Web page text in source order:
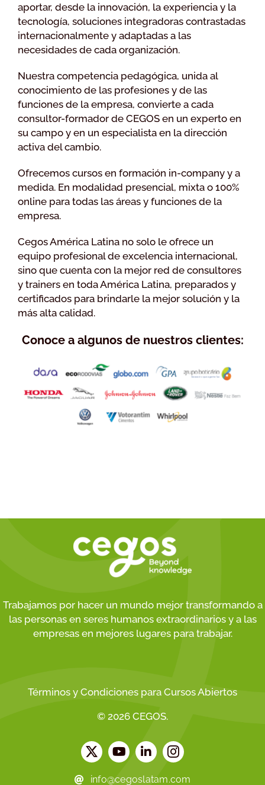
aportar, desde la innovación, la experiencia y la
tecnología, soluciones integradoras contrastadas
internacionalmente y adaptadas a las
necesidades de cada organización.
Nuestra competencia pedagógica, unida al
conocimiento de las profesiones y de las
funciones de la empresa, convierte a cada
consultor-formador de CEGOS en un experto en
su campo y en un especialista en la dirección
activa del cambio.
Ofrecemos cursos en formación in-company y a
medida. En modalidad presencial, mixta o 100%
online para todas las áreas y funciones de la
empresa.
Cegos América Latina no solo le ofrece un
equipo profesional de excelencia internacional,
sino que cuenta con la mejor red de consultores
y trainers en toda América Latina, preparados y
certificados para brindarle la mejor solución y la
más alta calidad.
Conoce a algunos de nuestros clientes:
Trabajamos por hacer un mundo mejor transformando a
las personas en seres humanos extraordinarios y a las
empresas en mejores lugares para trabajar.
Términos y Condiciones para Cursos Abiertos
© 2026 CEGOS.
info@cegoslatam.com